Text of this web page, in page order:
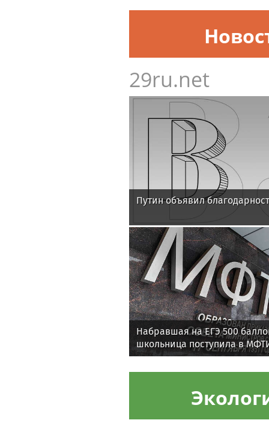
29ru.net
Путин объявил
Набравшая на ЕГЭ 500
школьница поступила в